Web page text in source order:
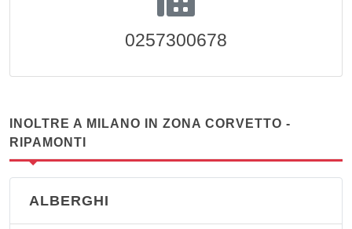
0257300678
INOLTRE A MILANO IN ZONA CORVETTO -
RIPAMONTI
ALBERGHI